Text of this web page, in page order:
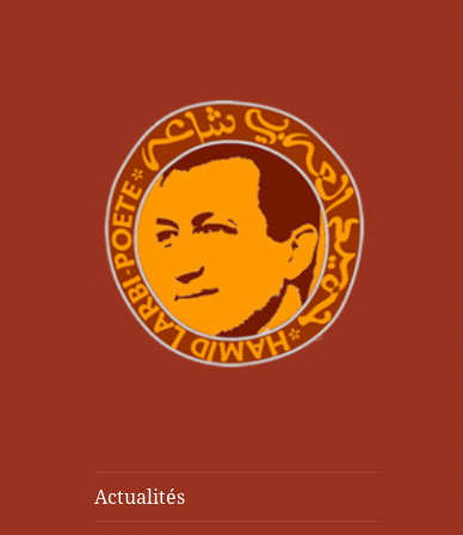
Actualités